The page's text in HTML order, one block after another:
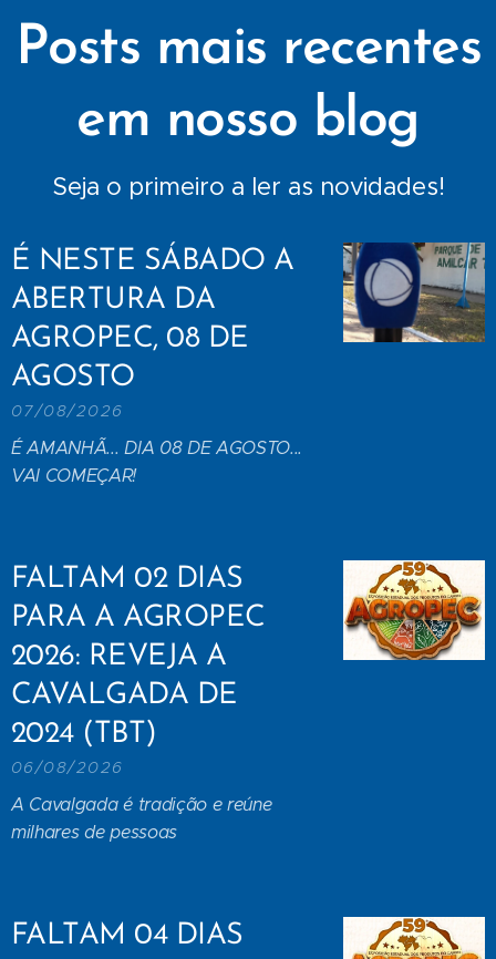
Posts mais recentes
em nosso blog
Seja o primeiro a ler as novidades!
É NESTE SÁBADO A
ABERTURA DA
AGROPEC, 08 DE
AGOSTO
07/08/2026
É AMANHÃ... DIA 08 DE AGOSTO...
VAI COMEÇAR!
FALTAM 02 DIAS
PARA A AGROPEC
2026: REVEJA A
CAVALGADA DE
2024 (TBT)
06/08/2026
A Cavalgada é tradição e reúne
milhares de pessoas
FALTAM 04 DIAS